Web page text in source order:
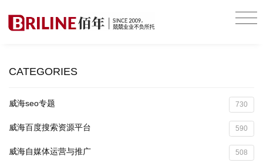
CATEGORIES
威海seo专题 730
威海百度搜索资源平台 590
威海自媒体运营与推广 508